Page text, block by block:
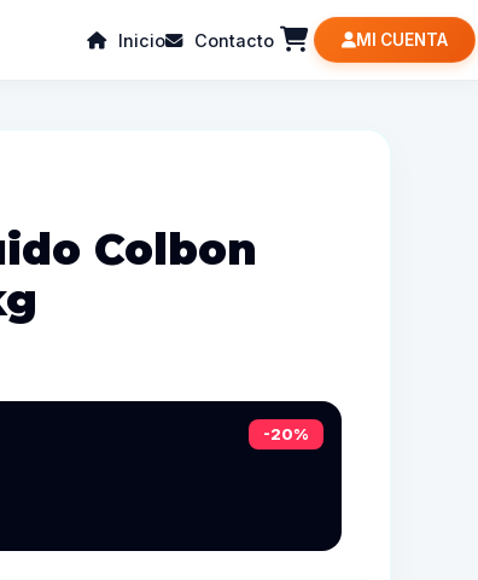
Inicio Contacto MI CUENTA
Colbon
-20%